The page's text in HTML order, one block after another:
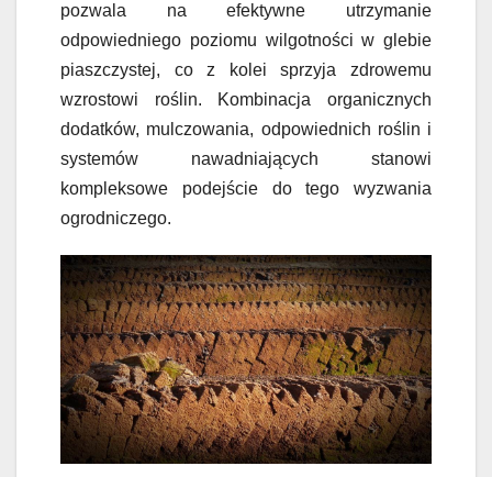
pozwala na efektywne utrzymanie
odpowiedniego poziomu wilgotności w glebie
piaszczystej, co z kolei sprzyja zdrowemu
wzrostowi roślin. Kombinacja organicznych
dodatków, mulczowania, odpowiednich roślin i
systemów nawadniających stanowi
kompleksowe podejście do tego wyzwania
ogrodniczego.